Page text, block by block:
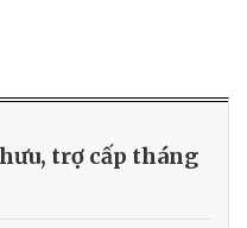
trợ cấp tháng